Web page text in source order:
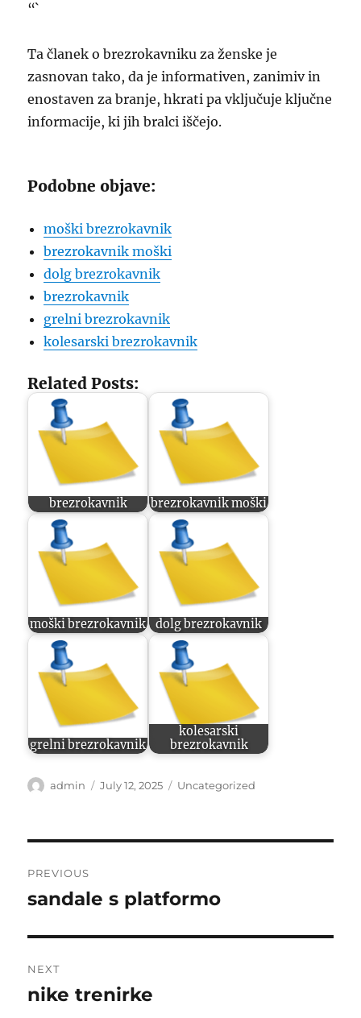
“`
Ta članek o brezrokavniku za ženske je
zasnovan tako, da je informativen, zanimiv in
enostaven za branje, hkrati pa vključuje ključne
informacije, ki jih bralci iščejo.
Podobne objave:
moški brezrokavnik
brezrokavnik moški
dolg brezrokavnik
brezrokavnik
grelni brezrokavnik
kolesarski brezrokavnik
Related Posts:
brezrokavnik brezrokavnik moški
moški brezrokavnik dolg brezrokavnik
grelni brezrokavnik
kolesarski
brezrokavnik
Author
admin
Posted
July 12, 2025 Categories
Uncategorized
navigation
PREVIOUS
Previous
sandale s platformo
NEXT
Next
nike trenirke